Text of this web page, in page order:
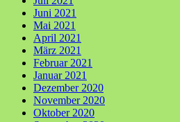
Juni 2021
Mai 2021
April 2021
März 2021
Februar 2021
Januar 2021
Dezember 2020
November 2020
Oktober 2020